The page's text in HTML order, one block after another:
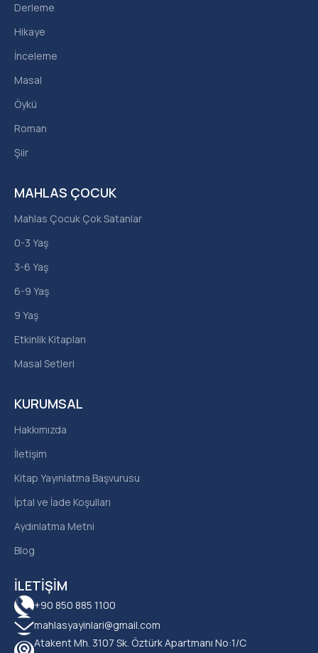
İLETIŞIM
+90 850 885 1100
mahlasyayinlari@gmail.com
Atakent Mh. 3107 Sk. Öztürk Apartmanı No:1/C
KURUMSAL
Hakkımızda
İletişim
Kitap Yayınlatma Başvurusu
İptal ve İade Koşulları
Aydınlatma Metni
Blog
MAHLAS ÇOCUK
Mahlas Çocuk Çok Satanlar
0-3 Yaş
3-6 Yaş
6-9 Yaş
9 Yaş
Etkinlik Kitapları
Masal Setleri
Derleme
Hikaye
İnceleme
Masal
Öykü
Roman
Şiir